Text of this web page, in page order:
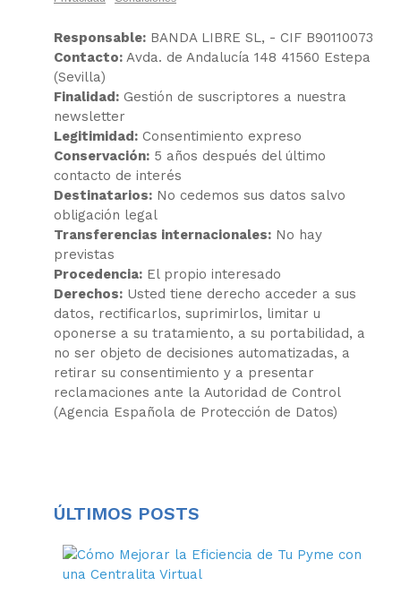
Responsable: BANDA LIBRE SL, - CIF B90110073
Contacto: Avda. de Andalucía 148 41560 Estepa
(Sevilla)
Finalidad: Gestión de suscriptores a nuestra
newsletter
Legitimidad: Consentimiento expreso
Conservación: 5 años después del último
contacto de interés
Destinatarios: No cedemos sus datos salvo
obligación legal
Transferencias internacionales: No hay
previstas
Procedencia: El propio interesado
Derechos: Usted tiene derecho acceder a sus
datos, rectificarlos, suprimirlos, limitar u
oponerse a su tratamiento, a su portabilidad, a
no ser objeto de decisiones automatizadas, a
retirar su consentimiento y a presentar
reclamaciones ante la Autoridad de Control
(Agencia Española de Protección de Datos)
ÚLTIMOS POSTS